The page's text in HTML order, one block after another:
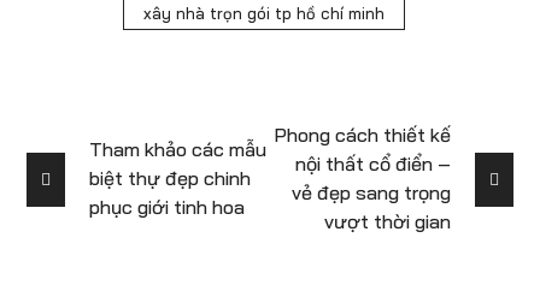
xây nhà trọn gói tp hồ chí minh
Tham khảo các mẫu
biệt thự đẹp chinh
phục giới tinh hoa
Phong cách thiết kế
nội thất cổ điển –
vẻ đẹp sang trọng
vượt thời gian